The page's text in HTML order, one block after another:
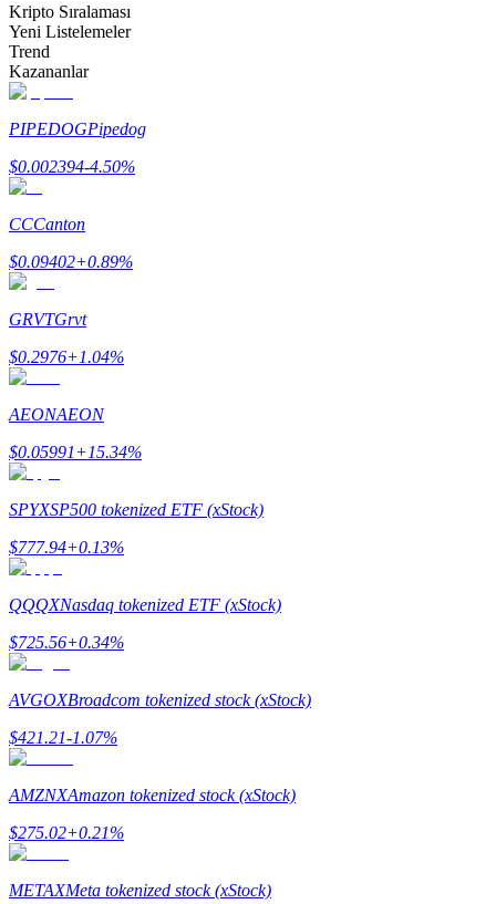
Ticaret bilgileri vb. dahil olmak üzere büyük veri analizi.
Rehber
Kripto Sıralaması
Yeni Listelemeler
Trend
Kazananlar
PIPEDOGPipedog
$0.002394-4.50%
CCCanton
$0.09402+0.89%
GRVTGrvt
$0.2976+1.04%
AEONAEON
$0.05991+15.34%
SPYXSP500 tokenized ETF (xStock)
$777.94+0.13%
QQQXNasdaq tokenized ETF (xStock)
$725.56+0.34%
AVGOXBroadcom tokenized stock (xStock)
$421.21-1.07%
AMZNXAmazon tokenized stock (xStock)
$275.02+0.21%
METAXMeta tokenized stock (xStock)